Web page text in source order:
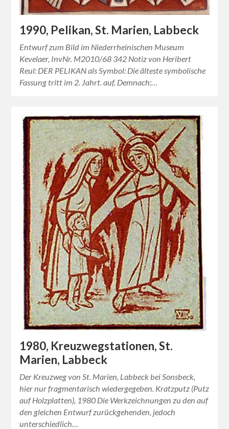
1990, Pelikan, St. Marien, Labbeck
Entwurf zum Bild im Niederrheinischen Museum
Kevelaer, InvNr. M2010/68 342 Notiz von Heribert
Reul: DER PELIKAN als Symbol: Die älteste symbolische
Fassung tritt im 2. Jahrt. auf. Demnach:…
1980, Kreuzwegstationen, St.
Marien, Labbeck
Der Kreuzweg von St. Marien, Labbeck bei Sonsbeck,
hier nur fragmentarisch wiedergegeben. Kratzputz (Putz
auf Holzplatten), 1980 Die Werkzeichnungen zu den auf
den gleichen Entwurf zurückgehenden, jedoch
unterschiedlich…